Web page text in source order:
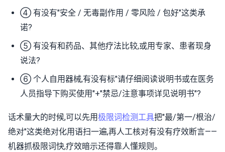
④ 有没有"安全 / 无毒副作用 / 零风险 / 包好"这类承
诺?
⑤ 有没有和药品、其他疗法比较,或用专家、患者现身
说法?
⑥ 个人自用器械,有没有标"请仔细阅读说明书或在医务
人员指导下购买使用"+"禁忌/注意事项详见说明书"?
话术量大的时候,可以先用极限词检测工具把"最/第一/根治/
绝对"这类绝对化用语扫一遍,再人工核对有没有疗效断言——
机器抓极限词快,疗效暗示还得靠人懂规则。